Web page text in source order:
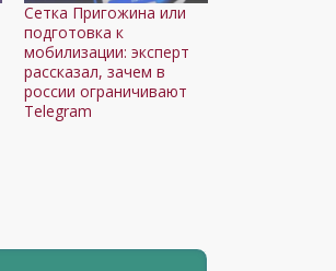
Сетка Пригожина или
подготовка к
мобилизации: эксперт
рассказал, зачем в
россии ограничивают
Telegram